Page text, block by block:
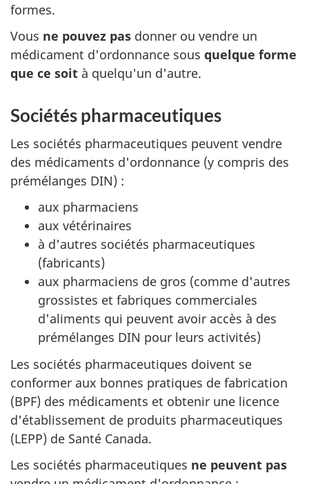
formes.
Vous ne pouvez pas donner ou vendre un
médicament d'ordonnance sous quelque forme
que ce soit à quelqu'un d'autre.
Sociétés pharmaceutiques
Les sociétés pharmaceutiques peuvent vendre
des médicaments d'ordonnance (y compris des
prémélanges DIN) :
aux pharmaciens
aux vétérinaires
à d'autres sociétés pharmaceutiques
(fabricants)
aux pharmaciens de gros (comme d'autres
grossistes et fabriques commerciales
d'aliments qui peuvent avoir accès à des
prémélanges DIN pour leurs activités)
Les sociétés pharmaceutiques doivent se
conformer aux bonnes pratiques de fabrication
(BPF) des médicaments et obtenir une licence
d'établissement de produits pharmaceutiques
(LEPP) de Santé Canada.
Les sociétés pharmaceutiques ne peuvent pas